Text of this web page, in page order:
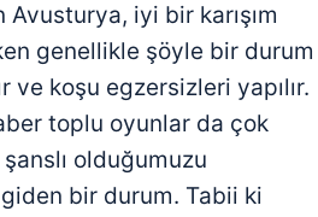
iyi bir karışım
genellikle şöyle bir durum
ve koşu egzersizleri yapılır.
toplu oyunlar da çok
olduğumuzu
bir durum. Tabii ki